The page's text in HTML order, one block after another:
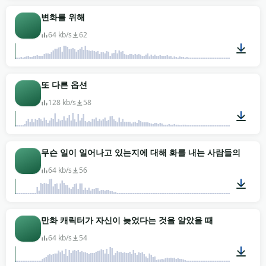
변화를 위해
64 kb/s 62
또 다른 옵션
128 kb/s 58
00:02
무슨 일이 일어나고 있는지에 대해 화를 내는 사람들의 그룹
64 kb/s 56
만화 캐릭터가 자신이 늦었다는 것을 알았을 때
64 kb/s 54